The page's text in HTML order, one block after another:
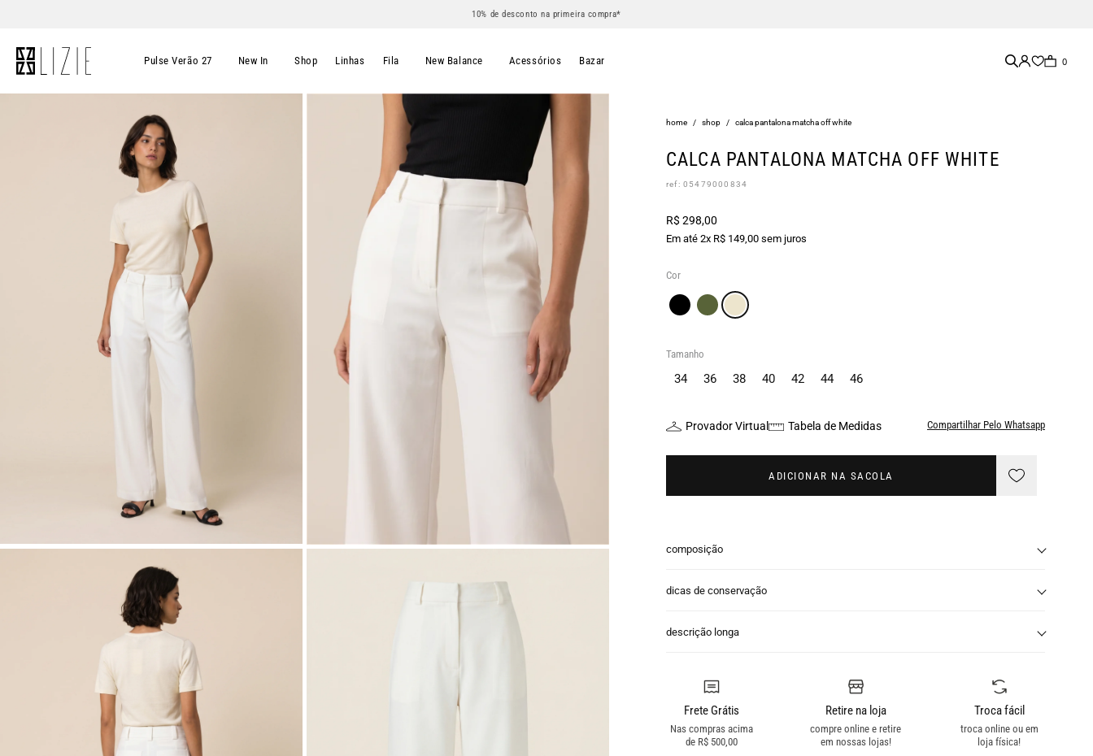
10% de desconto na primeira compra*
0
Pulse Verão 27 New In Shop Linhas Fila New Balance Acessórios Bazar
home / shop / calca pantalona matcha off white
CALCA PANTALONA MATCHA OFF WHITE
ref: 05479000834
R$ 298,00
Em até 2x R$ 149,00 sem juros
Cor
Tamanho
34 36 38 40 42 44 46
Provador Virtual Tabela de Medidas Compartilhar Pelo Whatsapp
ADICIONAR NA SACOLA
composição
dicas de conservação
descrição longa
Frete Grátis
Nas compras acima
de R$ 500,00
Retire na loja
compre online e retire
em nossas lojas!
Troca fácil
troca online ou em
loja física!